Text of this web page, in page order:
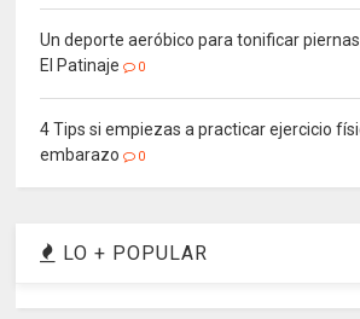
Un deporte aeróbico para tonificar
El Patinaje
0
4 Tips si empiezas a practicar ejercicio
embarazo
0
LO + POPULAR